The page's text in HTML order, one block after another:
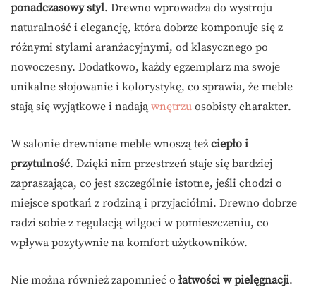
ponadczasowy styl. Drewno wprowadza do wystroju
naturalność i elegancję, która dobrze komponuje się z
różnymi stylami aranżacyjnymi, od klasycznego po
nowoczesny. Dodatkowo, każdy egzemplarz ma swoje
unikalne słojowanie i kolorystykę, co sprawia, że meble
stają się wyjątkowe i nadają wnętrzu osobisty charakter.
W salonie drewniane meble wnoszą też ciepło i
przytulność. Dzięki nim przestrzeń staje się bardziej
zapraszająca, co jest szczególnie istotne, jeśli chodzi o
miejsce spotkań z rodziną i przyjaciółmi. Drewno dobrze
radzi sobie z regulacją wilgoci w pomieszczeniu, co
wpływa pozytywnie na komfort użytkowników.
Nie można również zapomnieć o łatwości w pielęgnacji.